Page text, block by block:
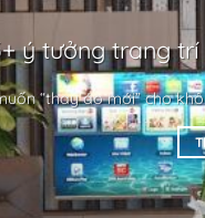
ý tưởng trang
“thay áo mới” cho